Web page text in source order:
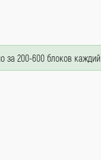
за 200-600 блоков каждий